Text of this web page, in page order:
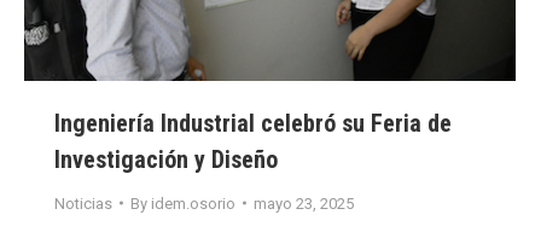
Ingeniería Industrial celebró su Feria de
Investigación y Diseño
Noticias By idem.osorio mayo 23, 2025